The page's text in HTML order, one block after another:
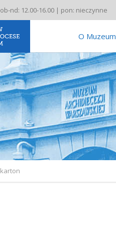
nd: 12.00-16.00 | pon: nieczynne
O Muzeum
karton